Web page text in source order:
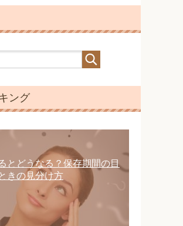
ング
とどうなる？保存期間の目
きの見分け方